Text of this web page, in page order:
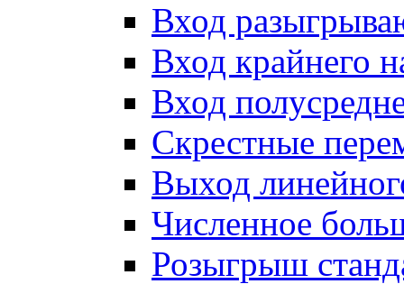
Вход
Вход крайнего
Вход
Скрестные
Выход
Численное
Розыгрыш